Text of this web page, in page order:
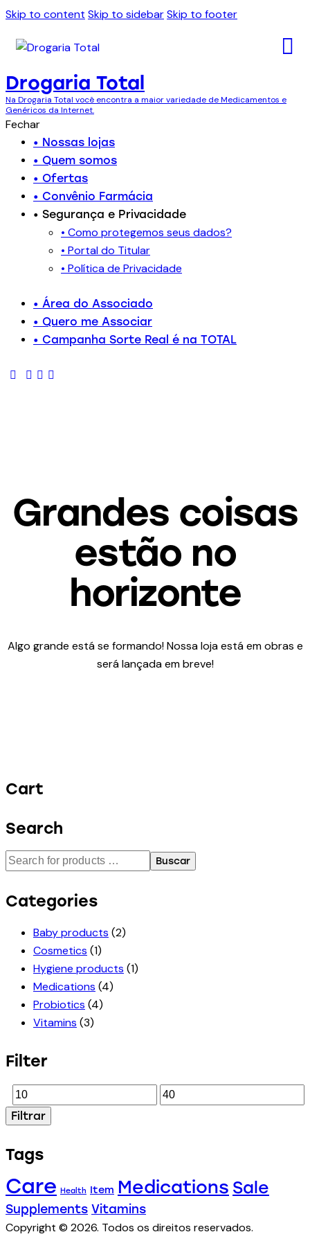
Skip to content Skip to sidebarSkip to footer
Drogaria Total
Na Drogaria Total você encontra a maior variedade de Medicamentos e
Genéricos da Internet.
Fechar
• Nossas lojas
• Quem somos
• Ofertas
• Convênio Farmácia
• Segurança e Privacidade
• Como protegemos seus dados?
• Portal do Titular
• Política de Privacidade
• Área do Associado
• Quero me Associar
• Campanha Sorte Real é na TOTAL
Grandes coisas
estão no
horizonte
Algo grande está se formando! Nossa loja está em obras e
será lançada em breve!
Cart
Search
Buscar
Categories
Baby products (2)
Cosmetics (1)
Hygiene products (1)
Medications (4)
Probiotics (4)
Vitamins (3)
Filter
Filtrar
Tags
Care Health Item Medications Sale
Supplements Vitamins
Copyright © 2026. Todos os direitos reservados.